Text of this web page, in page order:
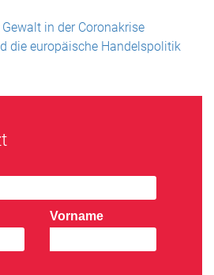
in der Coronakrise
die europäische Handelspolitik
Vorname